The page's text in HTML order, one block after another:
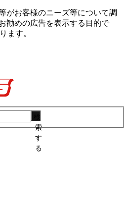
がお客様のニーズ等について調
勧めの広告を表⽰する⽬的で
ます。
索
す
る